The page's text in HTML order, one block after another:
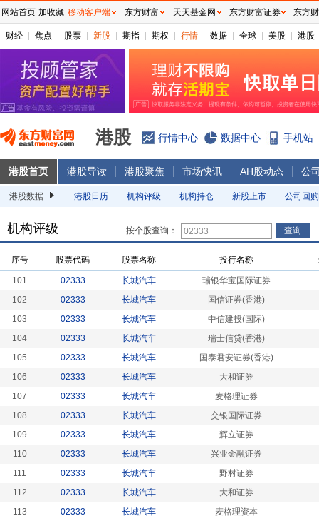
财经 焦点 股票 新股 期指 期权 行情 数据 全球 美股 港股
港股 行情中心 数据中心 手机站
港股首页 港股导读 港股聚焦 市场快讯 AH股动态 公
港股数据 港股日历 机构评级 机构持仓 新股上市 公司回购
机构评级 按个股查询：
序号 股票代码 股票名称 投行名称
101 02333 长城汽车
瑞银华宝国际证券
102
02333 长城汽车
国信证券(香港)
103
02333 长城汽车
中信建投(国际)
104
02333 长城汽车
瑞士信贷(香港)
105
02333 长城汽车
国泰君安证券(香港)
106
02333 长城汽车
大和证券
107
02333 长城汽车
麦格理证券
108
02333 长城汽车
交银国际证券
109
02333 长城汽车
辉立证券
110
02333 长城汽车
兴业金融证券
111
02333 长城汽车
野村证券
112
02333 长城汽车
大和证券
113
02333 长城汽车
麦格理资本
网站首页 加收藏 移动客户端 东方财富 天天基金网 东方财富证券 东方